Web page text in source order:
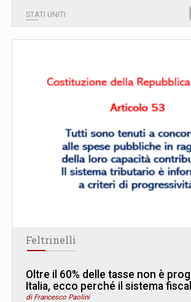
STATI UNITI
Feltrinelli
Oltre il 60% delle tasse non è
Italia, ecco perché il sistema
di Francesco Paolini